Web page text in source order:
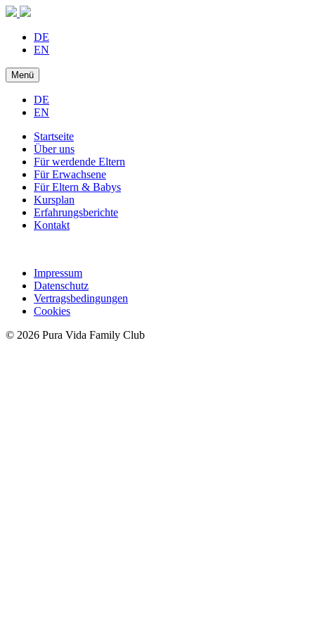
DE
EN
Menü
DE
EN
Startseite
Über uns
Für werdende Eltern
Für Erwachsene
Für Eltern & Babys
Kursplan
Erfahrungsberichte
Kontakt
Impressum
Datenschutz
Vertragsbedingungen
Cookies
© 2026 Pura Vida Family Club